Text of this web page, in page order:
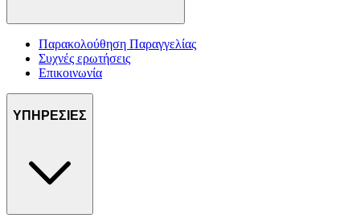
Παρακολούθηση Παραγγελίας
Συχνές ερωτήσεις
Επικοινωνία
ΥΠΗΡΕΣΙΕΣ